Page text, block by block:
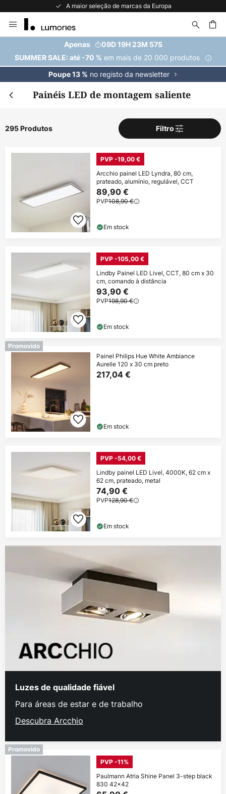
A maior seleção de marcas da Europa
para
Conteúdo
Apenas
09D 19H 23M 56S
SUMMER SALE: até -70 % em mais de 20 000 produtos
Poupe 13 % no registo da newsletter
Painéis LED de montagem saliente
295 Produtos Filtro
PVP -19,00 €
Arcchio painel LED Lyndra, 80 cm,
prateado, alumínio, regulável, CCT
89,90 €
PVP108,90 €
Em stock
PVP -105,00 €
Lindby Painel LED Livel, CCT, 80 cm x 30
cm, comando à distância
93,90 €
PVP198,90 €
Em stock
Promovido
Painel Philips Hue White Ambiance
Aurelle 120 x 30 cm preto
217,04 €
Em stock
PVP -54,00 €
Lindby painel LED Livel, 4000K, 62 cm x
62 cm, prateado, metal
74,90 €
PVP128,90 €
Em stock
Luzes de qualidade fiável
Para áreas de estar e de trabalho
Descubra Arcchio
Promovido
PVP -11%
Paulmann Atria Shine Panel 3-step black
830 42x42